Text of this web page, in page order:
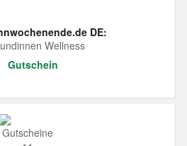
DE:
Wellness
Gutschein